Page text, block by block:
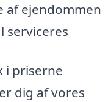
af ejendommen
serviceres
i priserne
dig af vores